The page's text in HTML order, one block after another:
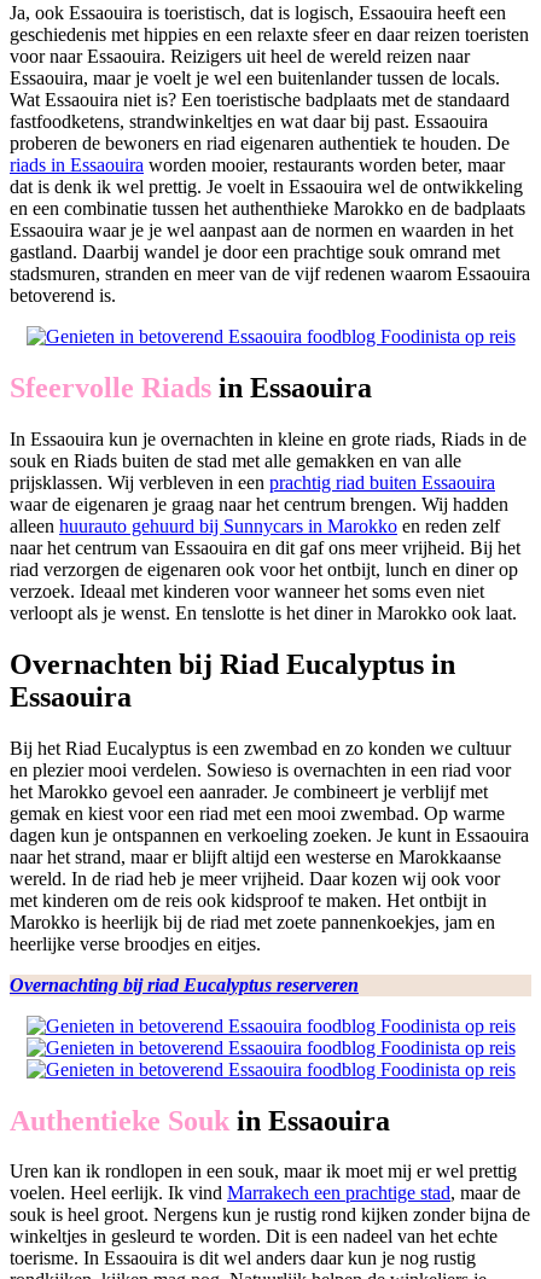
Ja, ook Essaouira is toeristisch, dat is logisch, Essaouira heeft een
geschiedenis met hippies en een relaxte sfeer en daar reizen toeristen
voor naar Essaouira. Reizigers uit heel de wereld reizen naar
Essaouira, maar je voelt je wel een buitenlander tussen de locals.
Wat Essaouira niet is? Een toeristische badplaats met de standaard
fastfoodketens, strandwinkeltjes en wat daar bij past. Essaouira
proberen de bewoners en riad eigenaren authentiek te houden. De
riads in Essaouira worden mooier, restaurants worden beter, maar
dat is denk ik wel prettig. Je voelt in Essaouira wel de ontwikkeling
en een combinatie tussen het authenthieke Marokko en de badplaats
Essaouira waar je je wel aanpast aan de normen en waarden in het
gastland. Daarbij wandel je door een prachtige souk omrand met
stadsmuren, stranden en meer van de vijf redenen waarom Essaouira
betoverend is.
Sfeervolle Riads in Essaouira
In Essaouira kun je overnachten in kleine en grote riads, Riads in de
souk en Riads buiten de stad met alle gemakken en van alle
prijsklassen. Wij verbleven in een prachtig riad buiten Essaouira
waar de eigenaren je graag naar het centrum brengen. Wij hadden
alleen huurauto gehuurd bij Sunnycars in Marokko en reden zelf
naar het centrum van Essaouira en dit gaf ons meer vrijheid. Bij het
riad verzorgen de eigenaren ook voor het ontbijt, lunch en diner op
verzoek. Ideaal met kinderen voor wanneer het soms even niet
verloopt als je wenst. En tenslotte is het diner in Marokko ook laat.
Overnachten bij Riad Eucalyptus in
Essaouira
Bij het Riad Eucalyptus is een zwembad en zo konden we cultuur
en plezier mooi verdelen. Sowieso is overnachten in een riad voor
het Marokko gevoel een aanrader. Je combineert je verblijf met
gemak en kiest voor een riad met een mooi zwembad. Op warme
dagen kun je ontspannen en verkoeling zoeken. Je kunt in Essaouira
naar het strand, maar er blijft altijd een westerse en Marokkaanse
wereld. In de riad heb je meer vrijheid. Daar kozen wij ook voor
met kinderen om de reis ook kidsproof te maken. Het ontbijt in
Marokko is heerlijk bij de riad met zoete pannenkoekjes, jam en
heerlijke verse broodjes en eitjes.
Overnachting bij riad Eucalyptus reserveren
Authentieke Souk in Essaouira
Uren kan ik rondlopen in een souk, maar ik moet mij er wel prettig
voelen. Heel eerlijk. Ik vind Marrakech een prachtige stad, maar de
souk is heel groot. Nergens kun je rustig rond kijken zonder bijna de
winkeltjes in gesleurd te worden. Dit is een nadeel van het echte
toerisme. In Essaouira is dit wel anders daar kun je nog rustig